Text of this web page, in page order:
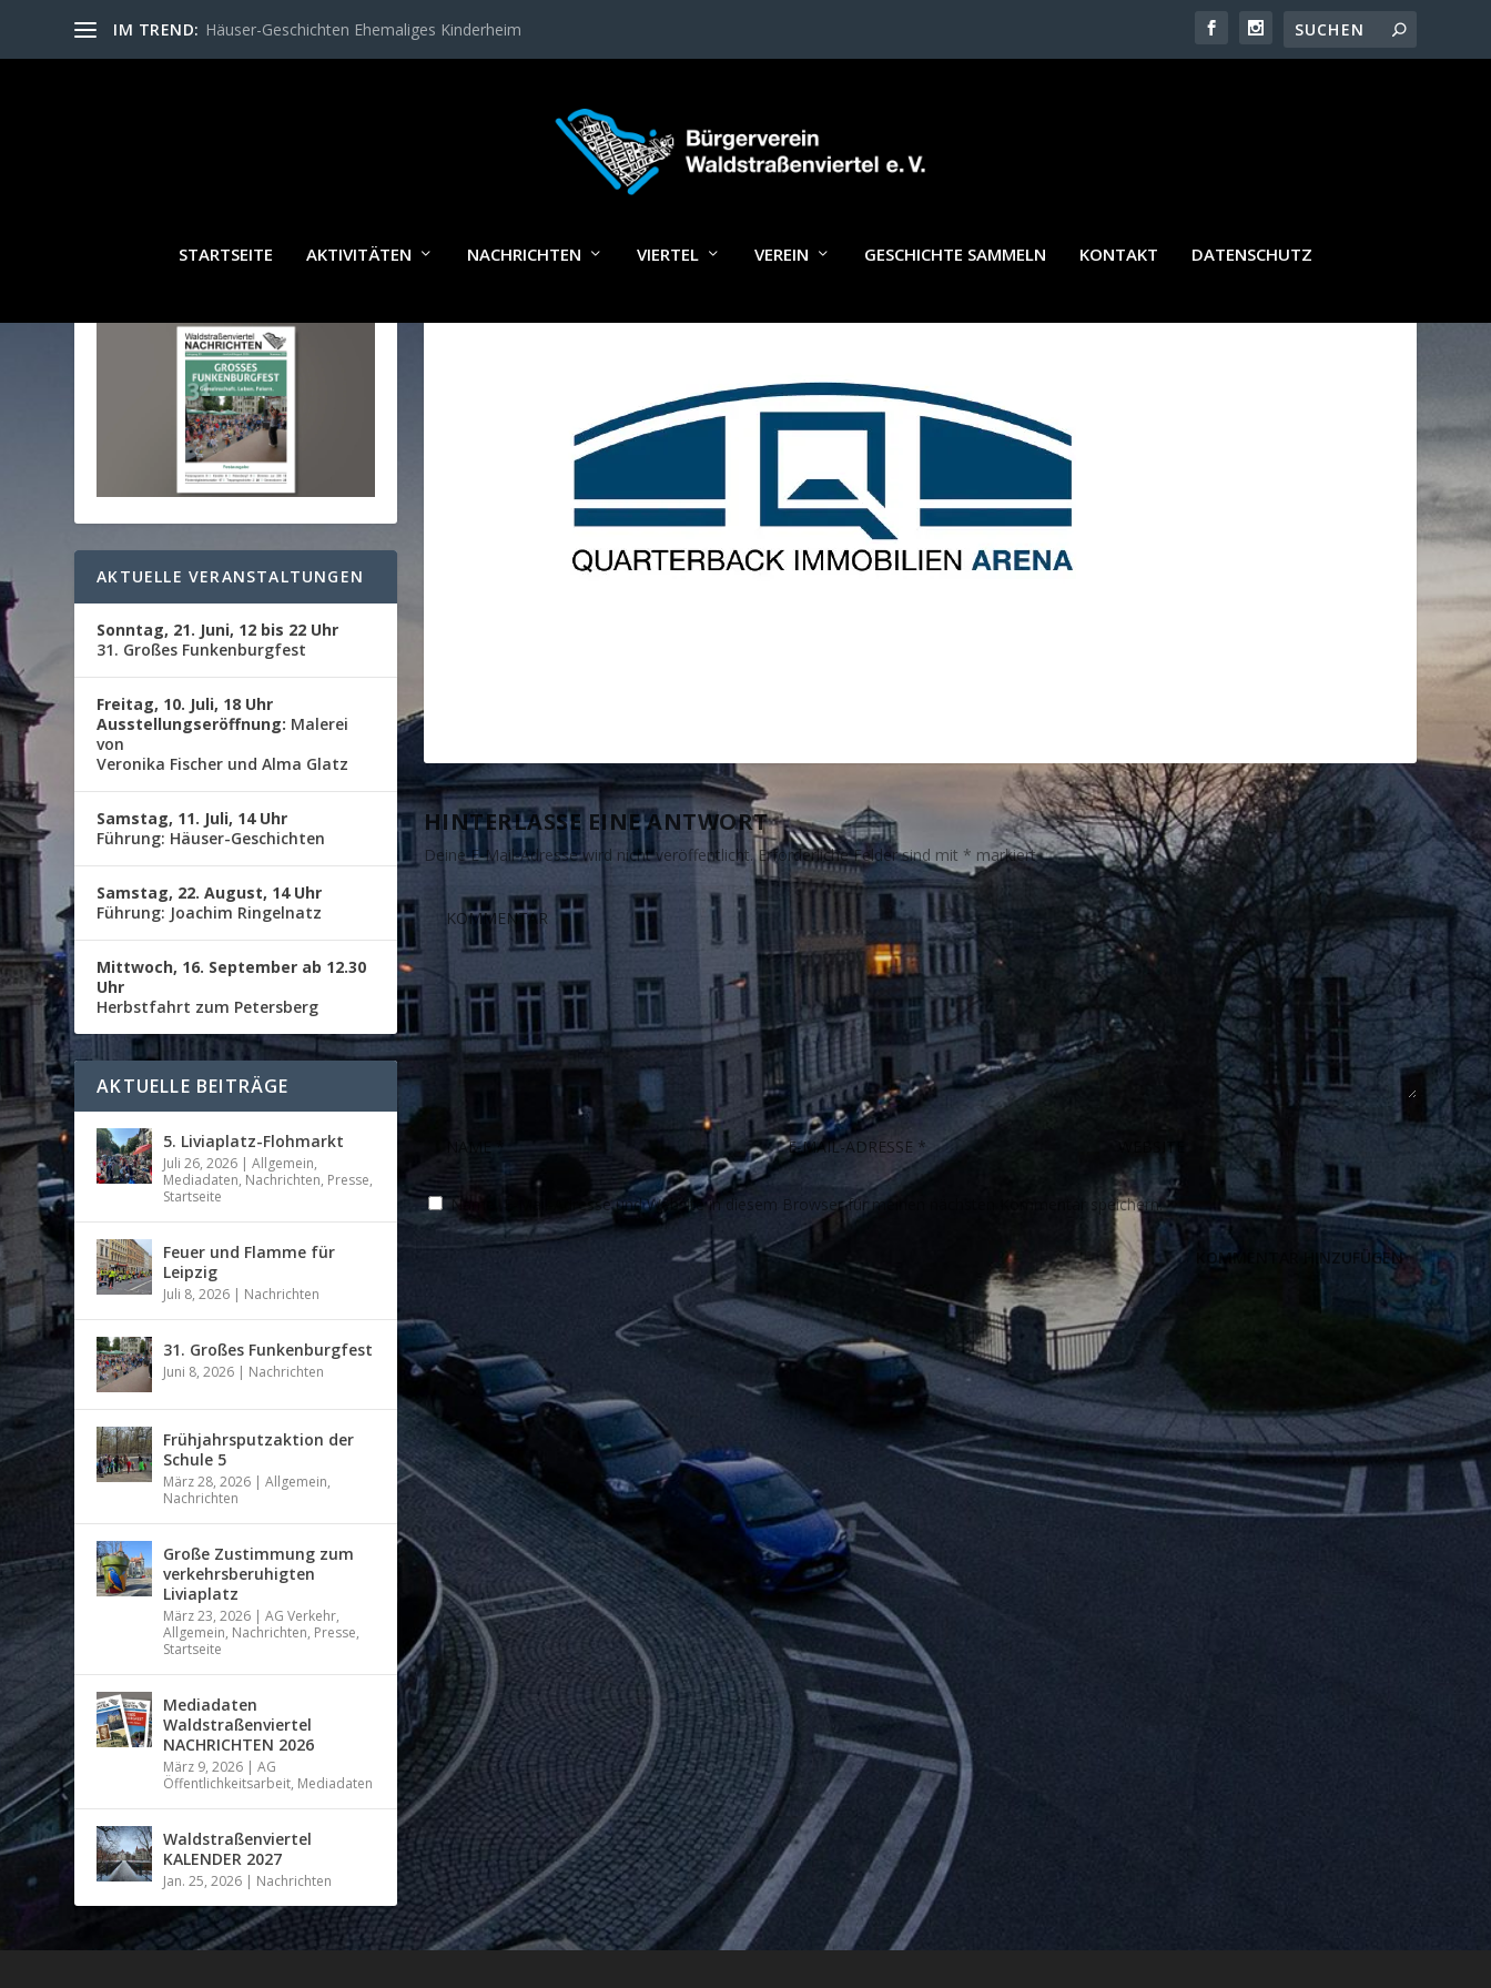
IM TREND: Häuser-Geschichten Ehemaliges Kinderheim
STARTSEITE AKTIVITÄTEN NACHRICHTEN VIERTEL VEREIN GESCHICHTE SAMMELN KONTAKT DATENSCHUTZ
QUARTERBACK_IMMOBILIEN_LOGO
HINTERLASSE EINE ANTWORT
Deine E-Mail-Adresse wird nicht veröffentlicht. Erforderliche Felder sind mit * markiert
Name, E-Mail-Adresse und Website in diesem Browser für meinen nächsten Kommentar speichern.
WALDSTRASSENVIERTEL N
AKTUELLE VERANSTALTUNGEN
Sonntag, 21. Juni, 12 bis 22 Uhr
31. Großes Funkenburgfest
Freitag, 10. Juli, 18 Uhr
Ausstellungseröffnung: Malerei
von
Veronika Fischer und Alma Glatz
Samstag, 11. Juli, 14 Uhr
Führung: Häuser-Geschichten
Samstag, 22. August, 14 Uhr
Führung: Joachim Ringelnatz
Mittwoch, 16. September ab 12.30
Uhr
Herbstfahrt zum Petersberg
AKTUELLE BEITRÄGE
5. Liviaplatz-Flohmarkt
Juli 26, 2026 |Allgemein,
Mediadaten, Nachrichten, Presse,
Startseite
Feuer und Flamme für
Leipzig
Juli 8, 2026 | Nachrichten
31. Großes Funkenburgfest
Juni 8, 2026 | Nachrichten
Frühjahrsputzaktion der
Schule 5
März 28, 2026 |Allgemein,
Nachrichten
Große Zustimmung zum
verkehrsberuhigten
Liviaplatz
März 23, 2026 |AG Verkehr,
Allgemein, Nachrichten, Presse,
Startseite
Mediadaten
Waldstraßenviertel
NACHRICHTEN 2026
März 9, 2026 |AG
Öffentlichkeitsarbeit, Mediadaten
Waldstraßenviertel
KALENDER 2027
Jan. 25, 2026 | Nachrichten